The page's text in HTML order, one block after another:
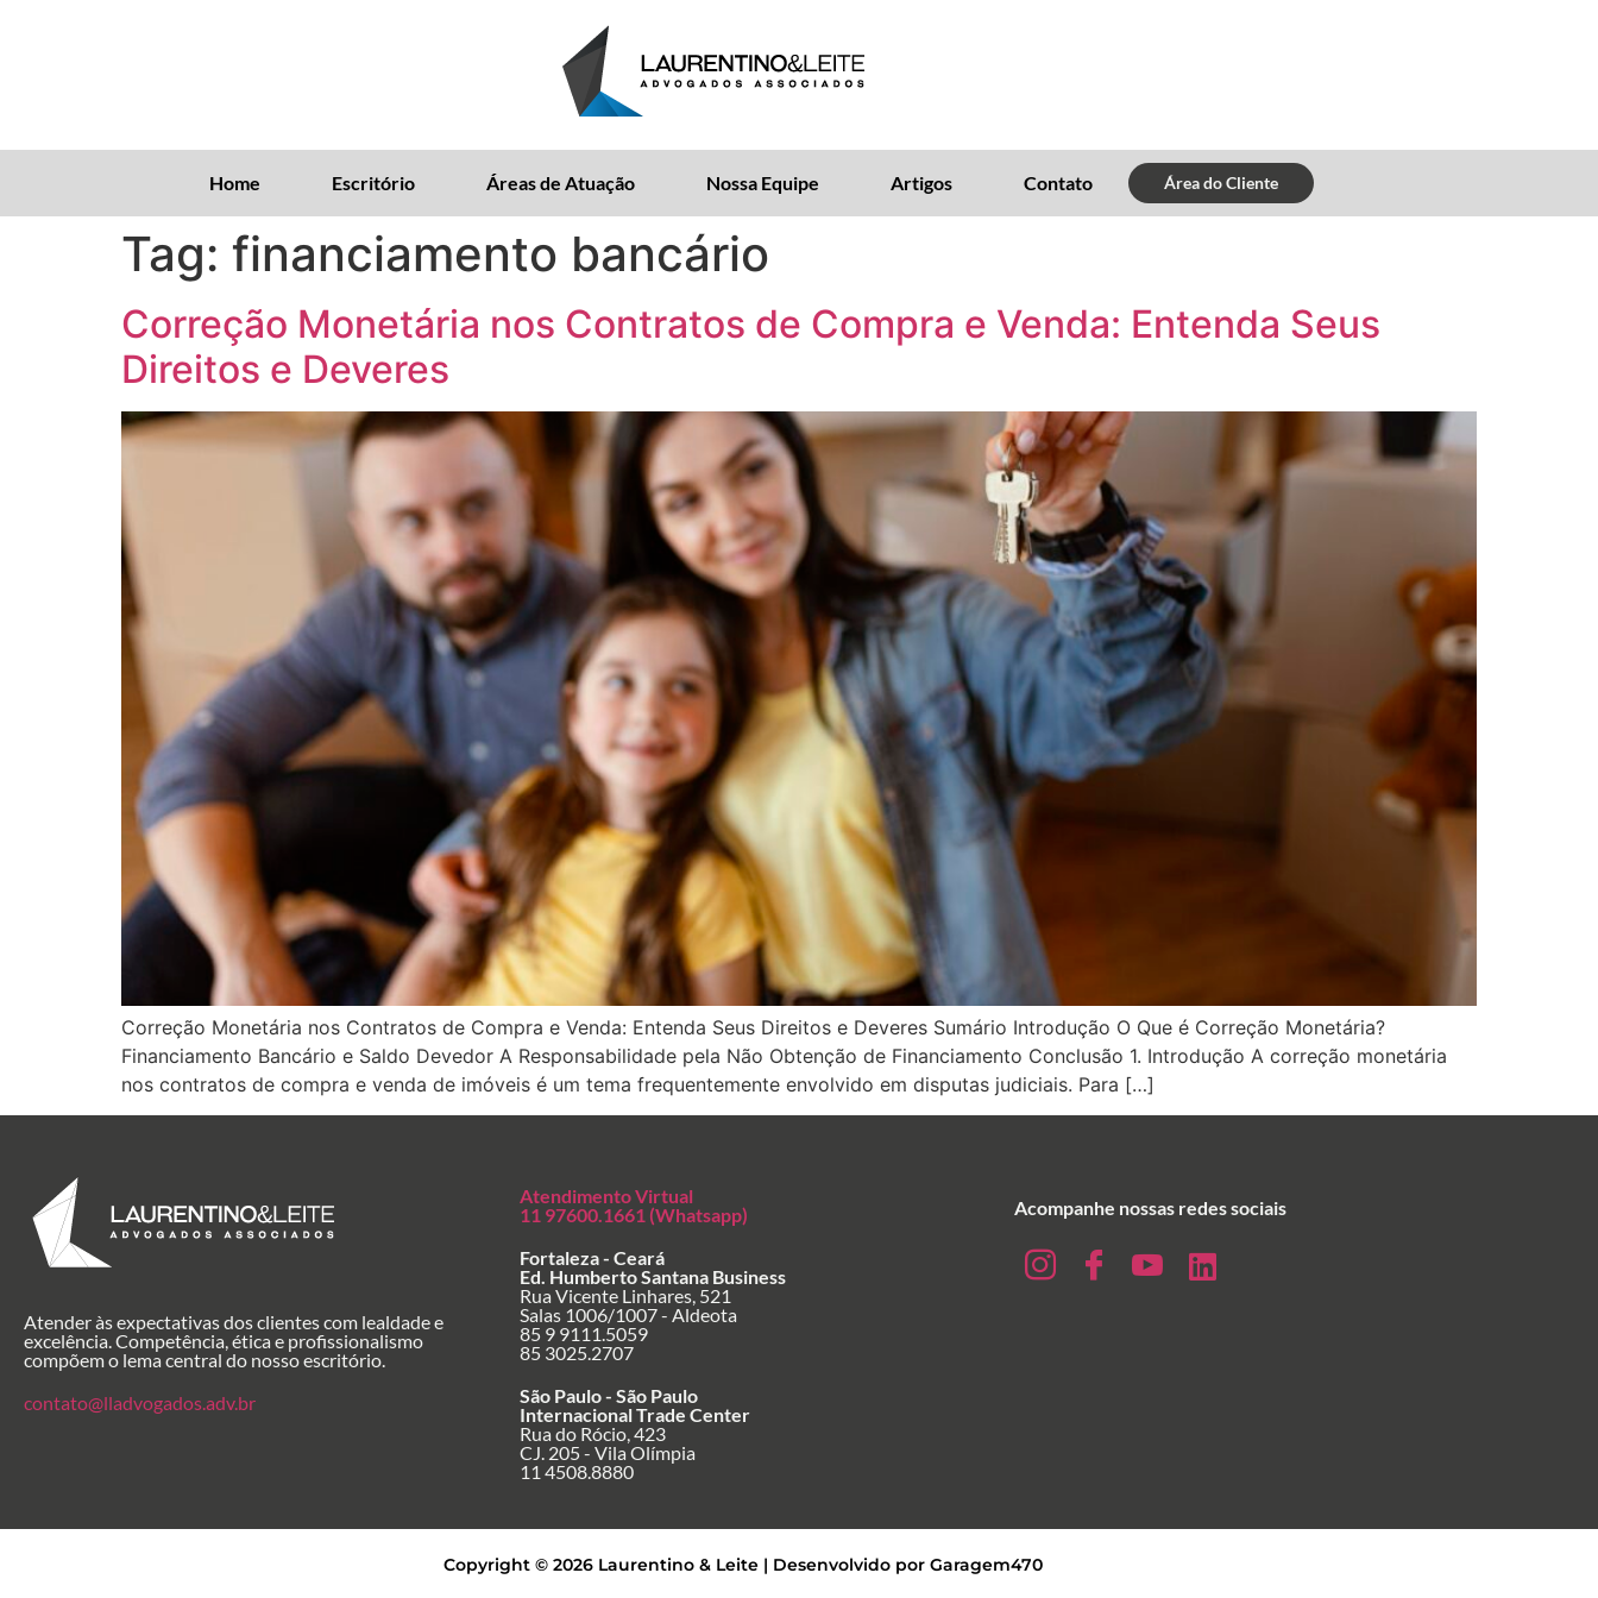
Home Escritório Áreas de Atuação Nossa Equipe Artigos Contato Área do Cliente
Tag: financiamento bancário
Correção Monetária nos Contratos de Compra e Venda: Entenda Seus
Direitos e Deveres
Correção Monetária nos Contratos de Compra e Venda: Entenda Seus Direitos e Deveres Sumário Introdução O Que é Correção Monetária?
Financiamento Bancário e Saldo Devedor A Responsabilidade pela Não Obtenção de Financiamento Conclusão 1. Introdução A correção monetária
nos contratos de compra e venda de imóveis é um tema frequentemente envolvido em disputas judiciais. Para […]
Atender às expectativas dos clientes com lealdade e
excelência. Competência, ética e profissionalismo
compõem o lema central do nosso escritório.
contato@lladvogados.adv.br
Atendimento Virtual
11 97600.1661 (Whatsapp)
Fortaleza - Ceará
Ed. Humberto Santana Business
Rua Vicente Linhares, 521
Salas 1006/1007 - Aldeota
85 9 9111.5059
85 3025.2707
São Paulo - São Paulo
Internacional Trade Center
Rua do Rócio, 423
CJ. 205 - Vila Olímpia
11 4508.8880
Acompanhe nossas redes sociais
Copyright © 2026 Laurentino & Leite | Desenvolvido por Garagem470